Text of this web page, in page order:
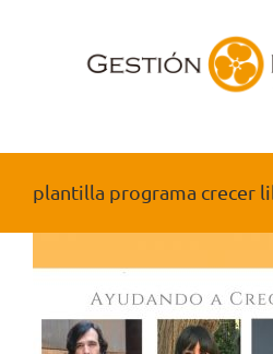
plantilla programa crecer